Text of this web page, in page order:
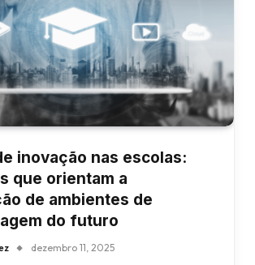
inovação nas escolas:
que orientam a
de ambientes de
do futuro
dezembro 11, 2025